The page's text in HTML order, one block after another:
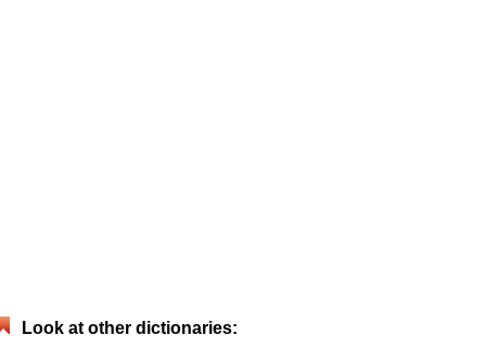
Look at other dictionaries: